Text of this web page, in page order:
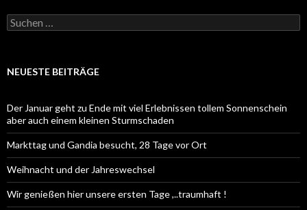
Suchen
nach:
NEUESTE BEITRÄGE
Der Januar geht zu Ende mit viel Erlebnissen tollem Sonnenschein
aber auch einem kleinen Sturmschaden
Markttag und Gandia besucht, 28 Tage vor Ort
Weihnacht und der Jahreswechsel
Wir genießen hier unsere ersten Tage ,..traumhaft !